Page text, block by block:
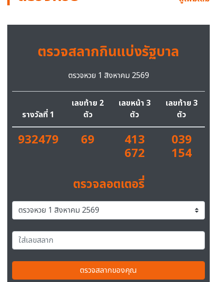
ตรวจสลากกินแบ่งรัฐบาล
ตรวจหวย 1 สิงหาคม 2569
รางวัลที่ 1
เลขท้าย 2
ตัว
เลขหน้า 3
ตัว
เลขท้าย 3
ตัว
932479 69 413
672
039
154
ตรวจลอตเตอรี่
ตรวจสลากของคุณ